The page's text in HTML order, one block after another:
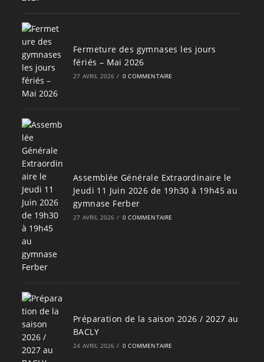
Fermeture des gymnases les jours
fériés – Mai 2026
27 AVRIL 2026 / 0 COMMENTAIRE
Assemblée Générale Extraordinaire le
Jeudi 11 Juin 2026 de 19h30 à 19h45 au
gymnase Ferber
27 AVRIL 2026 / 0 COMMENTAIRE
Préparation de la saison 2026 / 2027 au
BACLY
24 AVRIL 2026 / 0 COMMENTAIRE